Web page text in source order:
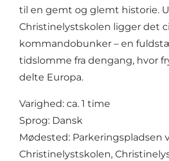
til en gemt og glemt historie.
Christinelystskolen ligger det
kommandobunker – en
tidslomme fra dengang, hvor
delte Europa.
Varighed: ca. 1 time
Sprog: Dansk
Mødested: Parkeringspladsen
Christinelystskolen,